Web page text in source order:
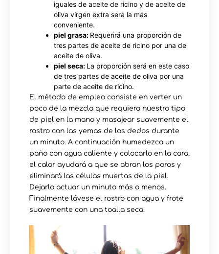
iguales de aceite de ricino y de aceite de
oliva virgen extra será la más
conveniente.
piel grasa: Requerirá una proporción de
tres partes de aceite de ricino por una de
aceite de oliva.
piel seca: La proporción será en este caso
de tres partes de aceite de oliva por una
parte de aceite de ricino.
El método de empleo consiste en verter un
poco de la mezcla que requiera nuestro tipo
de piel en la mano y masajear suavemente el
rostro con las yemas de los dedos durante
un minuto. A continuación humedezca un
paño con agua caliente y colocarlo en la cara,
el calor ayudará a que se abran los poros y
eliminará las células muertas de la piel.
Dejarlo actuar un minuto más o menos.
Finalmente lávese el rostro con agua y frote
suavemente con una toalla seca.